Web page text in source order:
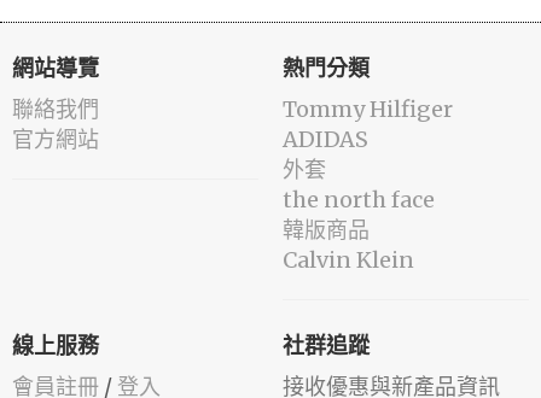
網站導覽
聯絡我們
官方網站
熱門分類
Tommy Hilfiger
ADIDAS
外套
the north face
韓版商品
Calvin Klein
線上服務
會員註冊 / 登入
社群追蹤
接收優惠與新產品資訊